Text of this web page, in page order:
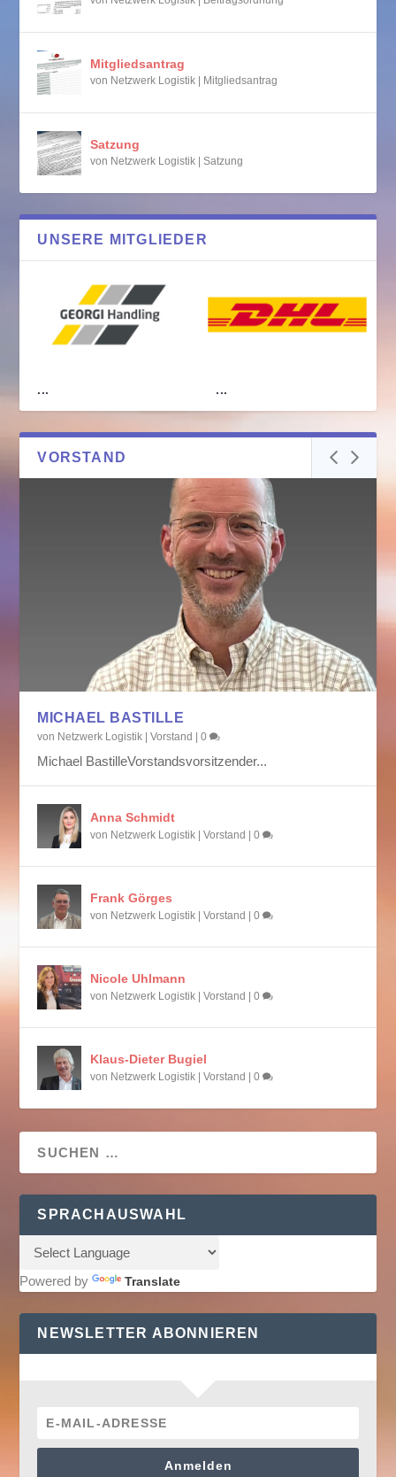
Mitgliedsantrag
von Netzwerk Logistik | Mitgliedsantrag
Satzung
von Netzwerk Logistik |Satzung
UNSERE MITGLIEDER
... ...
VORSTAND
MICHAEL BASTILLE
von Netzwerk Logistik |Vorstand |0
Michael BastilleVorstandsvorsitzender...
Anna Schmidt
von Netzwerk Logistik |Vorstand |0
Frank Görges
von Netzwerk Logistik |Vorstand |0
Nicole Uhlmann
von Netzwerk Logistik |Vorstand |0
Klaus-Dieter Bugiel
von Netzwerk Logistik |Vorstand |0
SPRACHAUSWAHL
Powered by Translate
NEWSLETTER ABONNIEREN
Anmelden